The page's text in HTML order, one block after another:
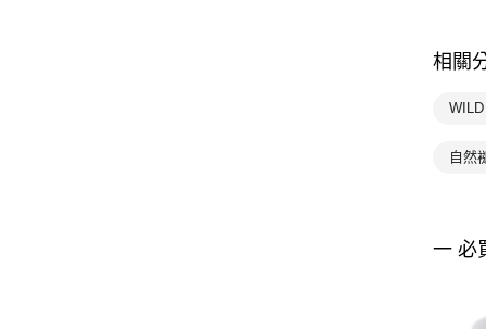
相關
自然
一 必